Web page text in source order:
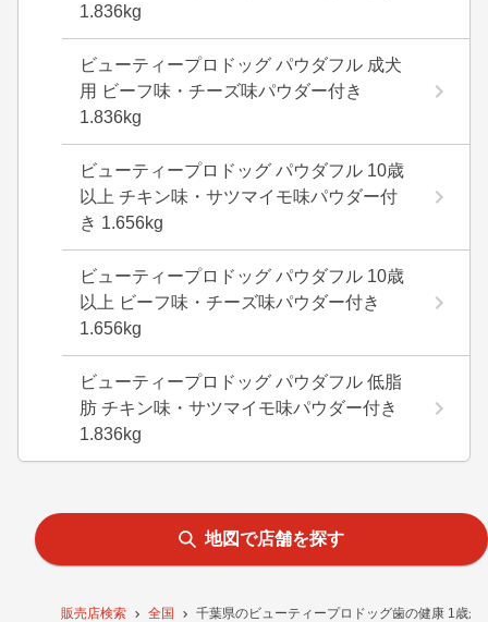
販売店検索 全国 千葉県のビューティープロドッグ歯の健康 1歳か
1.836kg
ビューティープロドッグ パウダフル 成犬
用 ビーフ味・チーズ味パウダー付き
1.836kg
ビューティープロドッグ パウダフル 10歳
以上 チキン味・サツマイモ味パウダー付
き 1.656kg
ビューティープロドッグ パウダフル 10歳
以上 ビーフ味・チーズ味パウダー付き
1.656kg
ビューティープロドッグ パウダフル 低脂
肪 チキン味・サツマイモ味パウダー付き
1.836kg
地図で店舗を探す